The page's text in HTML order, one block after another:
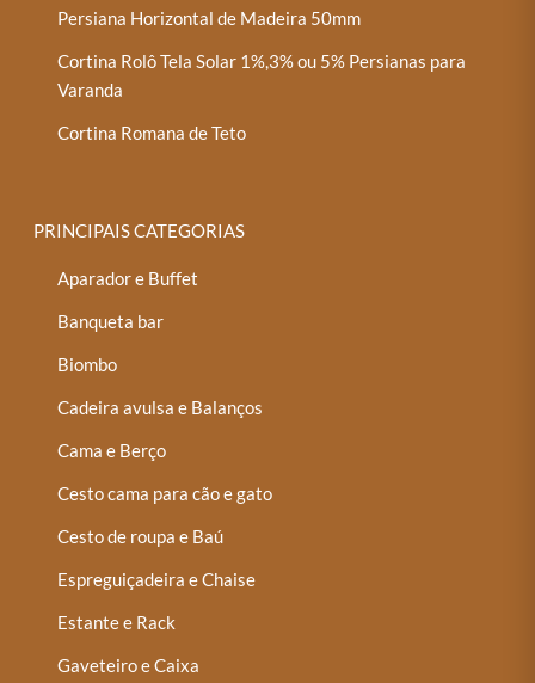
Persiana Horizontal de Madeira 50mm
Cortina Rolô Tela Solar 1%,3% ou 5% Persianas para
Varanda
Cortina Romana de Teto
PRINCIPAIS CATEGORIAS
Aparador e Buffet
Banqueta bar
Biombo
Cadeira avulsa e Balanços
Cama e Berço
Cesto cama para cão e gato
Cesto de roupa e Baú
Espreguiçadeira e Chaise
Estante e Rack
Gaveteiro e Caixa